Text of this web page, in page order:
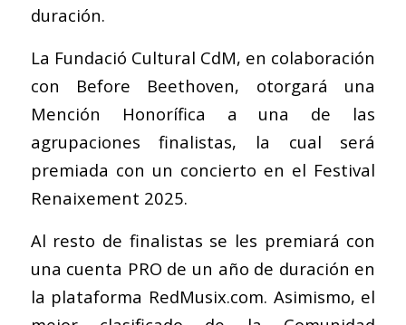
duración.
La Fundació Cultural CdM, en colaboración
con Before Beethoven, otorgará una
Mención Honorífica a una de las
agrupaciones finalistas, la cual será
premiada con un concierto en el Festival
Renaixement 2025.
Al resto de finalistas se les premiará con
una cuenta PRO de un año de duración en
la plataforma RedMusix.com. Asimismo, el